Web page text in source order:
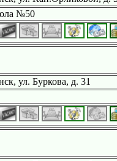
№50
ул. Буркова, д. 31